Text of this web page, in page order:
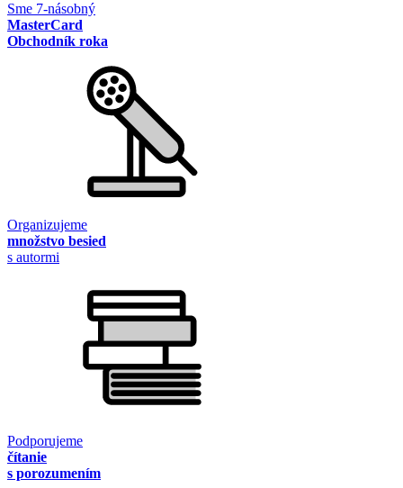
Sme 7-násobný
MasterCard
Obchodník roka
Organizujeme
množstvo besied
s autormi
Podporujeme
čítanie
s porozumením